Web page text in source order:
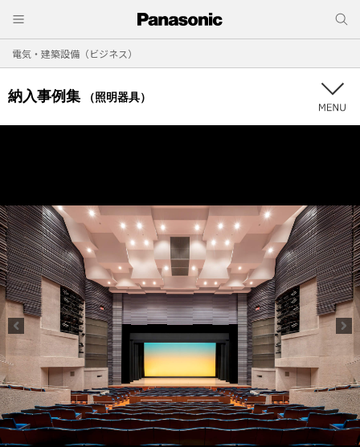
電気・建築設備（ビジネス）
納入事例集 （照明器具）